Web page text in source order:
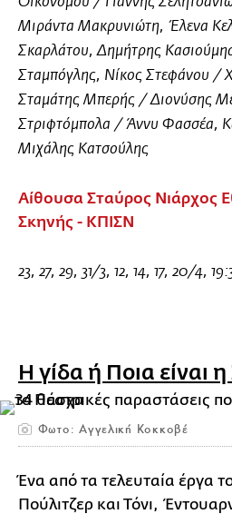
Μιράντα Μακρυνιώτη, Έλενα
Σκαρλάτου, Δημήτρης
Σταμπόγλης, Νίκος Στεφάνου /
Σταμάτης Μπερής / Διονύσης
Στριφτόμπολα / Άννυ Φασσέα,
Μιχάλης Κατσούλης
Αίθουσα Σταύρος Νιάρχος
Σκηνής - ΚΠΙΣΝ
23, 27, 29, 31/3, 12, 14, 17, 20/4,
Η γίδα ή Ποια είναι
Φωτο: Αγγελική Κοκκοβέ
Ένα από τα τελευταία έργα
Πούλιτζερ και Τόνι,